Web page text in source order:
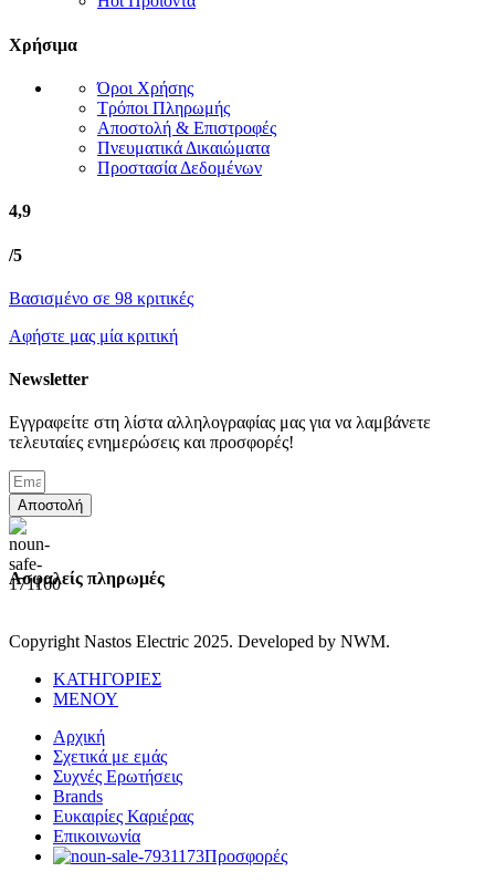
Χρήσιμα
Όροι Χρήσης
Τρόποι Πληρωμής
Αποστολή & Επιστροφές
Πνευματικά Δικαιώματα
Προστασία Δεδομένων
4,9
/5
Βασισμένο σε 98 κριτικές
Αφήστε μας μία κριτική
Newsletter
Εγγραφείτε στη λίστα αλληλογραφίας μας για να λαμβάνετε
τελευταίες ενημερώσεις και προσφορές!
Αποστολή
Ασφαλείς πληρωμές
Copyright Nastos Electric 2025. Developed by NWM.
ΚΑΤΗΓΟΡΙΕΣ
ΜΕΝΟΥ
Αρχική
Σχετικά με εμάς
Συχνές Ερωτήσεις
Brands
Ευκαιρίες Καριέρας
Επικοινωνία
Προσφορές